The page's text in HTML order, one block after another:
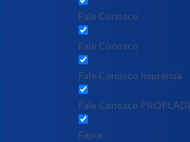
Fale Conosco
Fale Conosco
Fale Conosco Imprensa
Fale Conosco PROPLADI
Fapur